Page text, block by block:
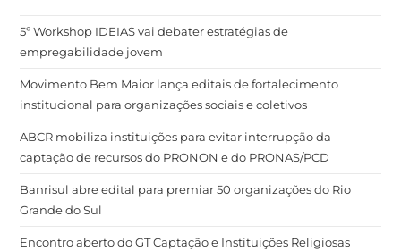
5º Workshop IDEIAS vai debater estratégias de
empregabilidade jovem
Movimento Bem Maior lança editais de fortalecimento
institucional para organizações sociais e coletivos
ABCR mobiliza instituições para evitar interrupção da
captação de recursos do PRONON e do PRONAS/PCD
Banrisul abre edital para premiar 50 organizações do Rio
Grande do Sul
Encontro aberto do GT Captação e Instituições Religiosas